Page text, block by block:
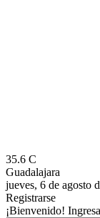
35.6 C
Guadalajara
jueves, 6 de agosto
Registrarse
¡Bienvenido!